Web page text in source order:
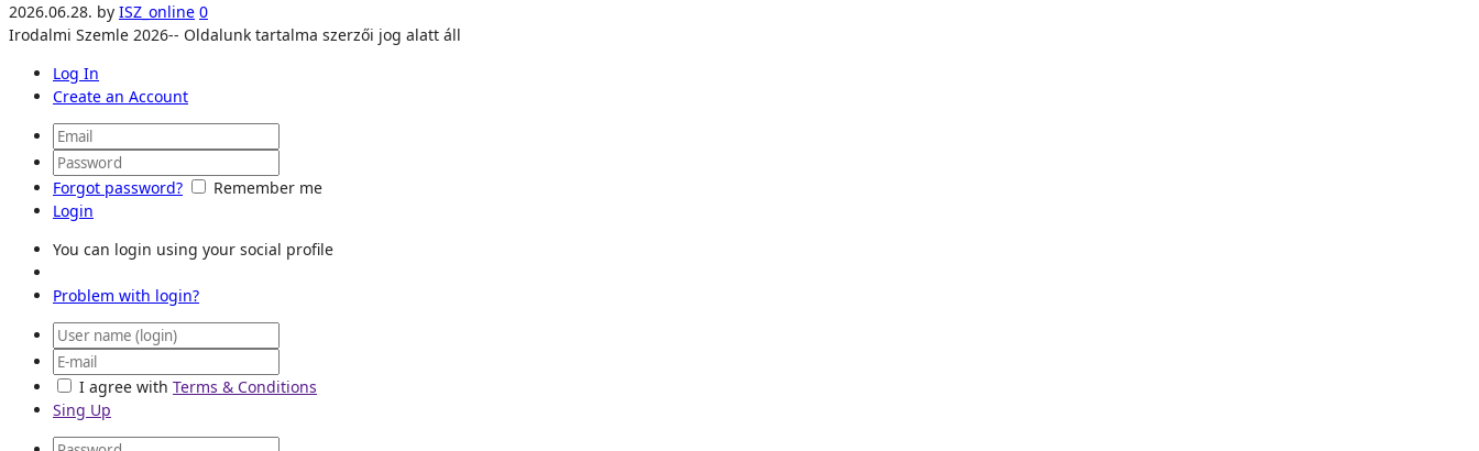
2026.06.28. by ISZ_online 0
Irodalmi Szemle 2026-- Oldalunk tartalma szerzői jog alatt áll
Log In
Create an Account
Forgot password?
Remember me
Login
You can login using your social profile
Problem with login?
I agree with Terms & Conditions
Sing Up